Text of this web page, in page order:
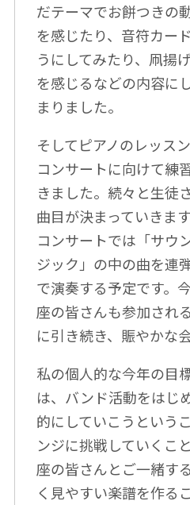
だテーマでお餅つきの
を感じたり、音符カー
うにしてみたり、凧揚
を感じるなどの内容に
まりました。
そしてピアノのレッス
コンサートに向けて練
きました。続々と生徒
曲目が決まっていきま
コンサートでは「サウ
ジック」の中の曲を連
で演奏する予定です。
座の皆さんも参加され
に引き続き、賑やかな
私の個人的な今年の目
は、バンド活動をはじ
的にしていこうという
ンジに挑戦していくこ
座の皆さんとご一緒す
く見やすい楽譜を作る